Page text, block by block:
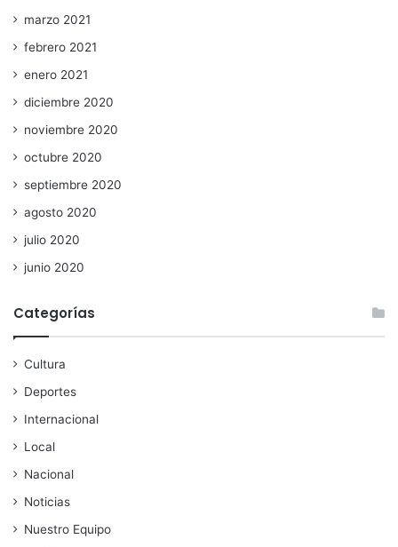
marzo 2021
febrero 2021
enero 2021
diciembre 2020
noviembre 2020
octubre 2020
septiembre 2020
agosto 2020
julio 2020
junio 2020
Categorías
Cultura
Deportes
Internacional
Local
Nacional
Noticias
Nuestro Equipo